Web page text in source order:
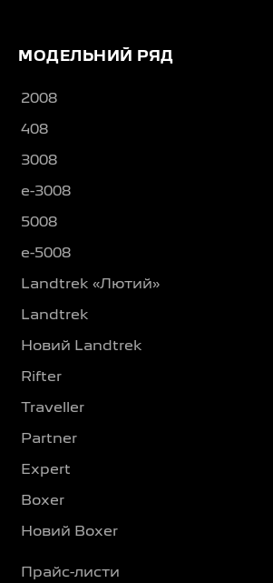
МОДЕЛЬНИЙ РЯД
2008
408
3008
e-3008
5008
e-5008
Landtrek «Лютий»
Landtrek
Новий Landtrek
Rifter
Traveller
Partner
Expert
Boxer
Новий Boxer
Прайс-листи